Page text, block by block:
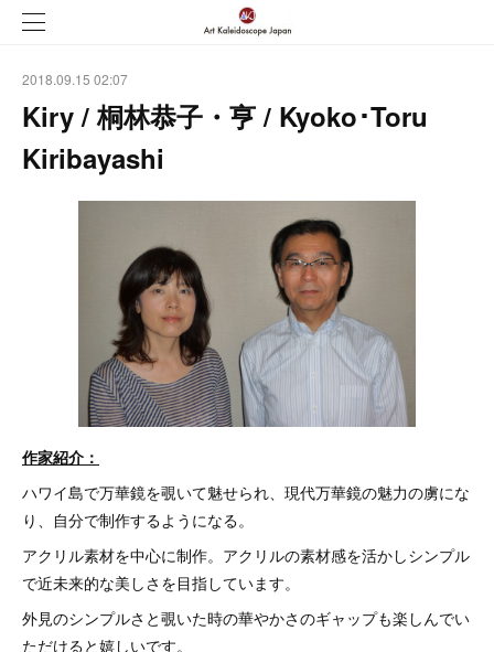
2018.09.15 02:07
Kiry / 桐林恭子・亨 / Kyoko･Toru
Kiribayashi
作家紹介：
ハワイ島で万華鏡を覗いて魅せられ、現代万華鏡の魅力の虜にな
り、自分で制作するようになる。
アクリル素材を中心に制作。アクリルの素材感を活かしシンプル
で近未来的な美しさを目指しています。
外見のシンプルさと覗いた時の華やかさのギャップも楽しんでい
ただけると嬉しいです。